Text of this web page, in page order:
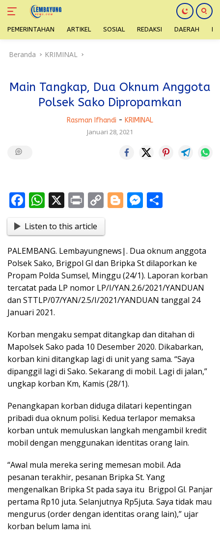
PEMERINTAHAN ARTIKEL SOSIAL REDAKSI DAERAH
Beranda KRIMINAL
Main Tangkap, Dua Oknum Anggota
Polsek Sako Dipropamkan
Rasman Ifhandi - KRIMINAL
Januari 28, 2021
F
e
b
o
o
k
W
at
s
A
p
p
X Pr
t
C
o
p
y
Li
n
k
Bl
g
er
M
e
n
g
er
e
Listen to this article
PALEMBANG. Lembayungnews|. Dua oknum anggota
Polsek Sako, Brigpol Gl dan Bripka St dilaporkan ke
Propam Polda Sumsel, Minggu (24/1). Laporan korban
tercatat pada LP nomor LP/I/YAN.2.6/2021/YANDUAN
dan STTLP/07/YAN/2.5/I/2021/YANDUAN tanggal 24
Januari 2021.
Korban mengaku sempat ditangkap dan ditahan di
Mapolsek Sako pada 10 Desember 2020. Dikabarkan,
korban kini ditangkap lagi di unit yang sama. “Saya
dipanggil lagi di Sako. Sekarang di mobil. Lagi di jalan,”
ungkap korban Km, Kamis (28/1).
Penangkapan korban diduga dilatari kepentingan
pribadi dua oknum polisi. Kedua terlapor memaksa
korban untuk memuluskan langkah mengambil kredit
mobil dengan menggunakan identitas orang lain.
“Awal mula mereka sering memesan mobil. Ada
pesanan terakhir, pesanan Bripka St. Yang
mengenalkan Bripka St pada saya itu Brigpol Gl. Panjar
pertama Rp10 juta. Selanjutnya Rp5juta. Saya tidak mau
mengurus (order dengan identitas orang lain),” ujar
korban belum lama ini.